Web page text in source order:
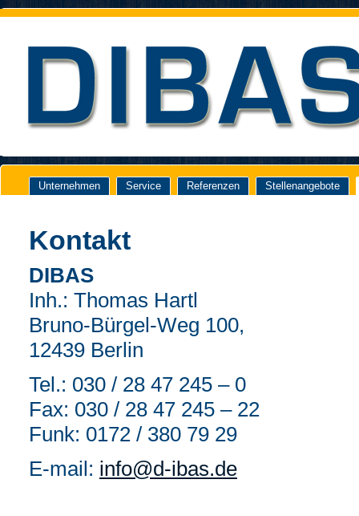
Unternehmen Service Referenzen Stellenangebote
Kontakt
DIBAS
Inh.: Thomas Hartl
Bruno-Bürgel-Weg 100,
12439 Berlin
Tel.: 030 / 28 47 245 – 0
Fax: 030 / 28 47 245 – 22
Funk: 0172 / 380 79 29
E-mail: info@d-ibas.de